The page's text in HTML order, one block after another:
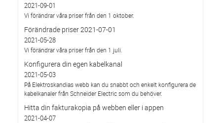
2021-09-01
Vi förändrar våra priser från den 1 oktober.
Förändrade priser 2021-07-01
2021-05-28
Vi förändrar våra priser från den 1 juli.
Konfigurera din egen kabelkanal
2021-05-03
På Elektroskandias webb kan du snabbt och enkelt konfigurera de
kabelkanaler från Schneider Electric som du behöver.
Hitta din fakturakopia på webben eller i appen
2021-04-07